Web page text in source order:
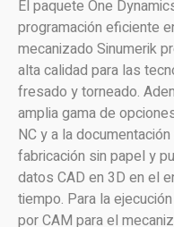
El paquete One
programación eficiente
mecanizado Sinumerik
alta calidad para las
fresado y torneado.
amplia gama de
NC y a la
fabricación sin papel y
datos CAD en 3D en el
tiempo. Para la
por CAM para el